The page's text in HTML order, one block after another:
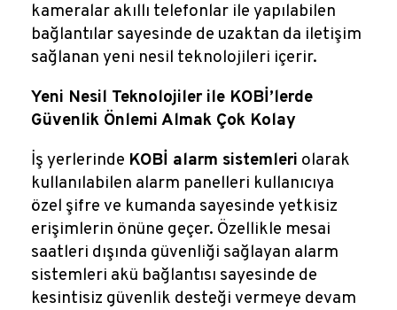
kameralar akıllı telefonlar ile yapılabilen
bağlantılar sayesinde de uzaktan da iletişim
sağlanan yeni nesil teknolojileri içerir.
Yeni Nesil Teknolojiler ile KOBİ’lerde
Güvenlik Önlemi Almak Çok Kolay
İş yerlerinde KOBİ alarm sistemleri olarak
kullanılabilen alarm panelleri kullanıcıya
özel şifre ve kumanda sayesinde yetkisiz
erişimlerin önüne geçer. Özellikle mesai
saatleri dışında güvenliği sağlayan alarm
sistemleri akü bağlantısı sayesinde de
kesintisiz güvenlik desteği vermeye devam